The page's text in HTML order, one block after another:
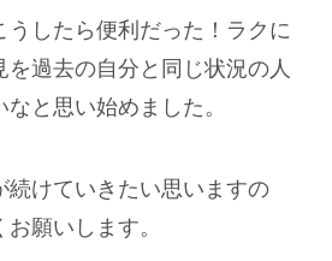
うしたら便利だった！ラクに
を過去の自分と同じ状況の人
と思い始めました。
続けていきたい思いますの
願いします。